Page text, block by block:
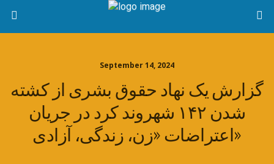
September 14, 2024
گزارش یک نهاد حقوق بشری از کشته
شدن ۱۴۲ شهروند کرد در جریان
اعتراضات «زن، زندگی، آزادی»